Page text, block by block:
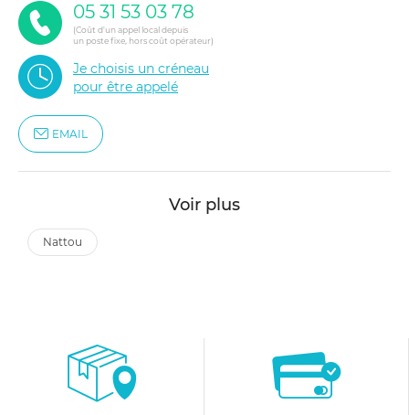
05 31 53 03 78
(Coût d'un appel local depuis
un poste fixe, hors coût opérateur)
Je choisis un créneau
pour être appelé
EMAIL
Voir plus
nattou